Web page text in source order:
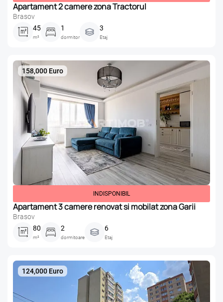
Apartament 2 camere zona Tractorul
Brasov
45
m²
1
dormitor
3
Etaj
158,000 Euro
INDISPONIBIL
Apartament 3 camere renovat si mobilat zona Garii
Brasov
80
m²
2
dormitoare
6
Etaj
124,000 Euro